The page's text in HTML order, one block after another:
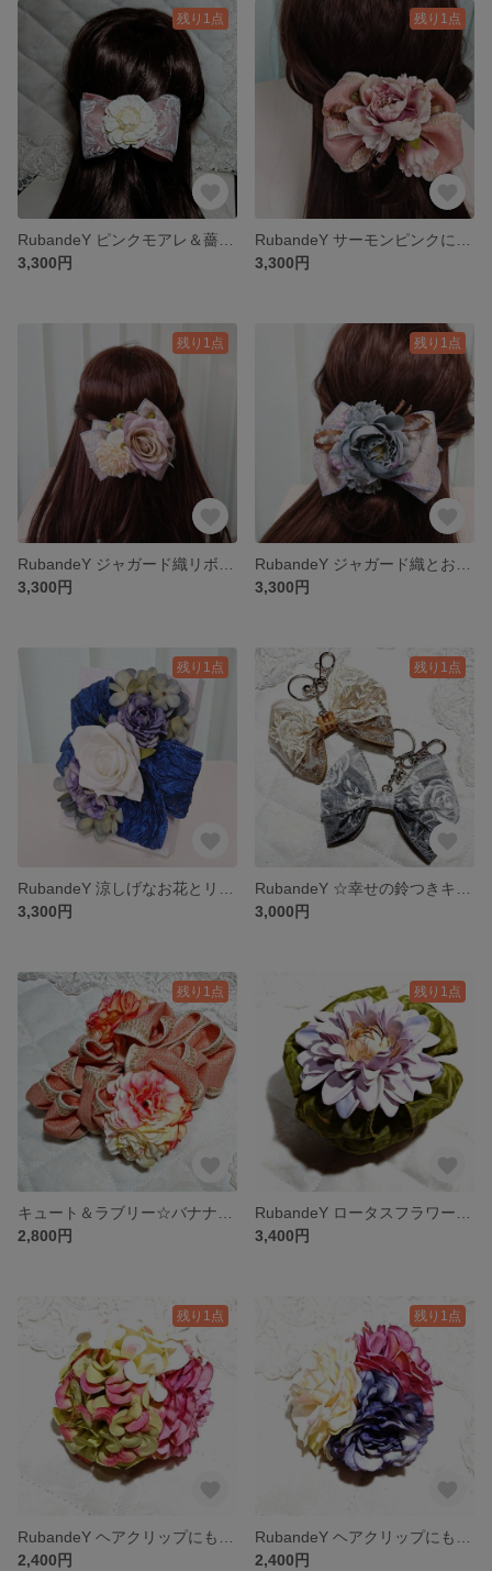
残り1点
3,300円
残り1点
3,300円
残り1点
3,300円
残り1点
3,300円
残り1点
3,300円
残り1点
3,000円
残り1点
2,800円
残り1点
3,400円
残り1点
2,400円
残り1点
2,400円